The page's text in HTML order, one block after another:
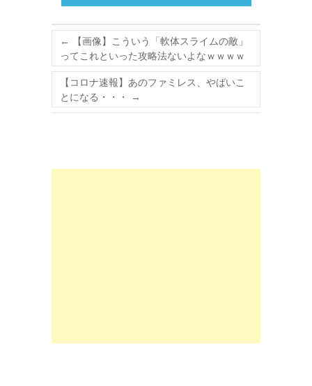
←
【画像】こういう「軟体スライムの敵」
ってこれといった攻略法ないよなｗｗｗｗ
【コロナ速報】あのファミレス、やばいこ
とになる・・・
→